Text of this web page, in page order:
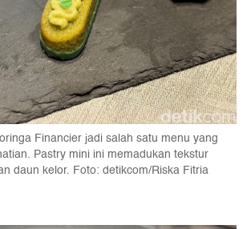
Financier jadi salah satu menu yang
Pastry mini ini memadukan tekstur
daun kelor. Foto: detikcom/Riska Fitria